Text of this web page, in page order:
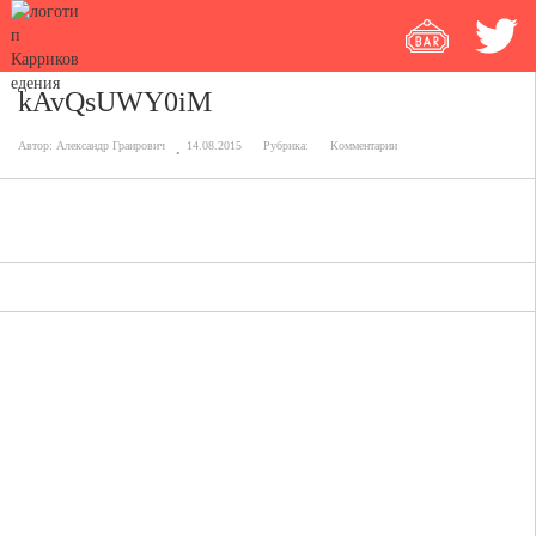
kAvQsUWY0iM
Автор: Александр Граирович 14.08.2015 Рубрика: Комментарии